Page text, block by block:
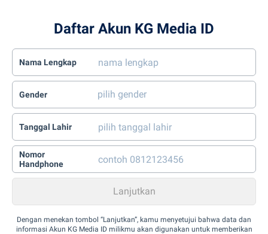
Daftar Akun KG Media ID
Nama Lengkap
Gender
Tanggal Lahir
Nomor
Handphone
Dengan menekan tombol “Lanjutkan”, kamu menyetujui bahwa data dan
informasi Akun KG Media ID milikmu akan digunakan untuk memberikan